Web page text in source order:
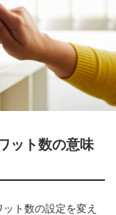
ット数の意味
ト数の設定を変え